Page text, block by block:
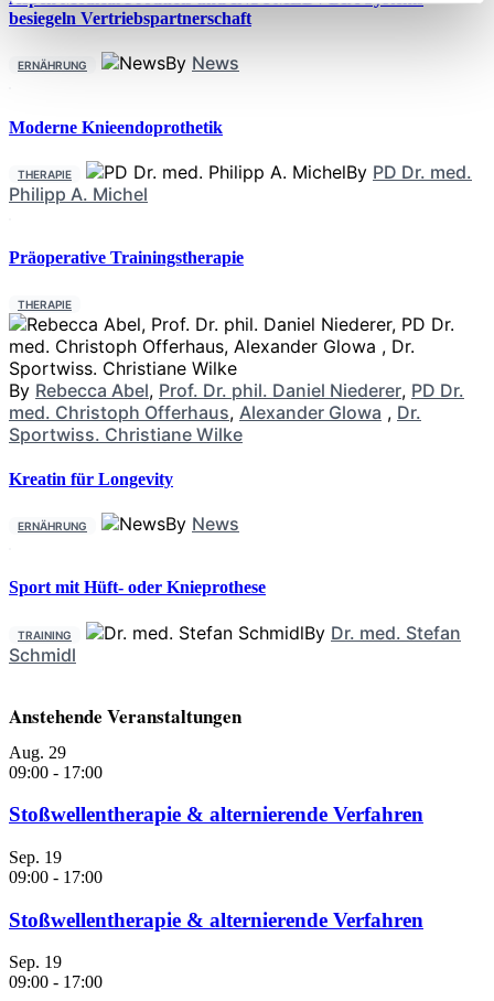
besiegeln Vertriebspartnerschaft
ERNÄHRUNG By News
Moderne Knieendoprothetik
THERAPIE By PD Dr. med.
Philipp A. Michel
Präoperative Trainingstherapie
THERAPIE
By Rebecca Abel, Prof. Dr. phil. Daniel Niederer, PD Dr.
med. Christoph Offerhaus, Alexander Glowa , Dr.
Sportwiss. Christiane Wilke
Kreatin für Longevity
ERNÄHRUNG By News
Sport mit Hüft- oder Knieprothese
TRAINING By Dr. med. Stefan
Schmidl
Anstehende Veranstaltungen
Aug. 29
09:00 - 17:00
Stoßwellentherapie & alternierende Verfahren
Sep. 19
09:00 - 17:00
Stoßwellentherapie & alternierende Verfahren
Sep. 19
09:00 - 17:00